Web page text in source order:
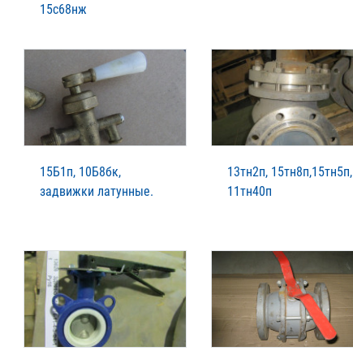
15с68нж
15Б1п, 10Б8бк,
задвижки латунные.
13тн2п, 15тн8п,15тн5п,
11тн40п